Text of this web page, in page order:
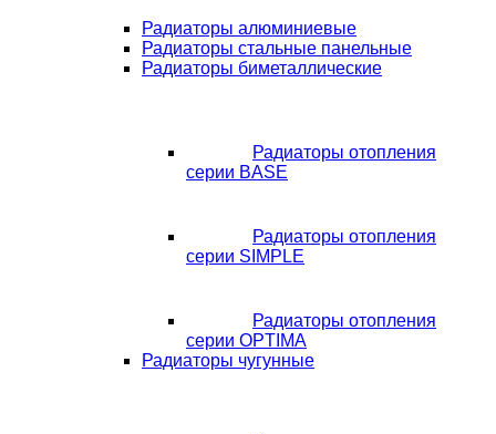
Радиаторы алюминиевые
Радиаторы стальные панельные
Радиаторы биметаллические
Радиаторы отопления
серии BASE
Радиаторы отопления
серии SIMPLE
Радиаторы отопления
серии OPTIMA
Радиаторы чугунные